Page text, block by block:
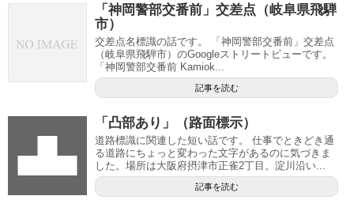
「神岡警部交番前」交差点（岐阜県飛騨
市）
交差点名標識の話です。 「神岡警部交番前」交差点
（岐阜県飛騨市）のGoogleストリートビューです。
「神岡警部交番前 Kamiok...
記事を読む
「凸部あり」（路面標示）
道路標識に関連した短い話です。 仕事でときどき通
る道路にちょっと変わった文字があるのに気づきま
した。場所は大阪府摂津市正雀2丁目。淀川沿い...
記事を読む